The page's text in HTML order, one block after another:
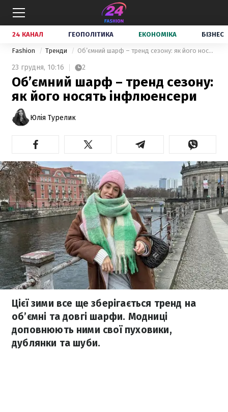
24 КАНАЛ ГЕОПОЛІТИКА ЕКОНОМІКА БІЗНЕС
Fashion Тренди Об’ємний шарф – тренд сезону: як його носять інфлюенсери
23 грудня, 10:16 2
Об’ємний шарф – тренд сезону:
як його носять інфлюенсери
Юлія Турелик
Цієї зими все ще зберігається тренд на
об’ємні та довгі шарфи. Модниці
доповнюють ними свої пуховики,
дублянки та шуби.